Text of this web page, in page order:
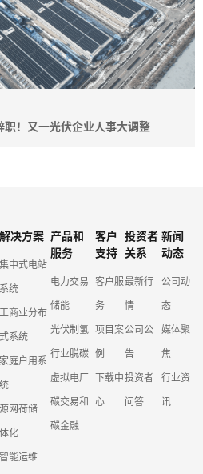
！又一光伏企业人事大调整
解决方案
集中式电站
系统
工商业分布
式系统
家庭户用系
统
源网荷储一
体化
智能运维
产品和
服务
电力交易
储能
光伏制氢
行业脱碳
虚拟电厂
碳交易和
碳金融
客户
支持
客户服
务
项目案
例
下载中
心
投资者
关系
最新行
情
公司公
告
投资者
问答
新闻
动态
公司动
态
媒体聚
焦
行业资
讯